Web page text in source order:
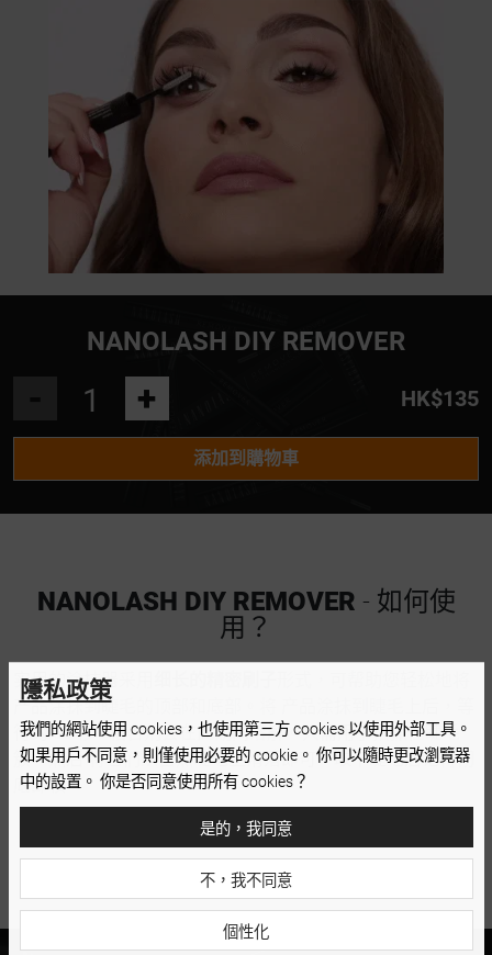
NANOLASH DIY REMOVER
+ HK$135
添加到購物車
NANOLASH DIY REMOVER - 如何使
用？
实用的涂抹器采用
产品涂抹到睫毛的顶部和底部。将 产品涂抹到睫毛上后，等
待约 30 秒 - 粘合剂会在此期间溶解。只需用手指抓住睫毛
簇，然后 将它们从自然睫毛上滑落即可。取下睫毛后记得彻
底卸妆。
隱私政策
我們的網站使用 cookies，也使用第三方 cookies 以使用外部工具。
如果用戶不同意，則僅使用必要的 cookie。 你可以隨時更改瀏覽器
中的設置。 你是否同意使用所有 cookies？
是的，我同意
不，我不同意
個性化